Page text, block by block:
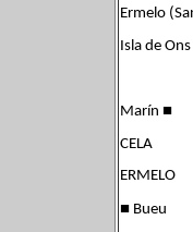
Ermelo
Isla de
Marín ■
CELA
ERMELO
■ Bueu